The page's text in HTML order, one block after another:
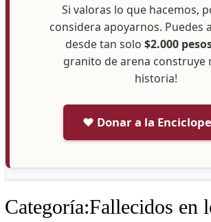
Si valoras lo que hacemos,
considera apoyarnos. Puedes
desde tan solo $2.000
granito de arena construye
historia!
❤️ Donar a la
Categoría:Fallecidos en